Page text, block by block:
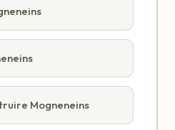
Mogneneins